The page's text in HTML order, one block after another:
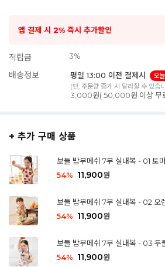
앱 결제 시 2% 즉시 추가할인
적립금 3%
배송정보 평일 13:00 이전 결제시
오
(단, 주문량 증가 시 달라질 수 있습
3,000원( 50,000원 이상 무
+ 추가 구매 상품
보들 밤부메쉬 7부 실내복 - 01 토
54% 11,900원
보들 밤부메쉬 7부 실내복 - 02 오
54% 11,900원
보들 밤부메쉬 7부 실내복 - 03 두
54% 11,900원